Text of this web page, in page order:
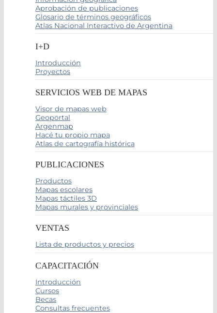
Aprobación de publicaciones
Glosario de términos geográficos
Atlas Nacional Interactivo de Argentina
I+D
Introducción
Proyectos
SERVICIOS WEB DE MAPAS
Visor de mapas web
Geoportal
Argenmap
Hacé tu propio mapa
Atlas de cartografía histórica
PUBLICACIONES
Productos
Mapas escolares
Mapas táctiles 3D
Mapas murales y provinciales
VENTAS
Lista de productos y precios
CAPACITACIÓN
Introducción
Cursos
Becas
Consultas frecuentes